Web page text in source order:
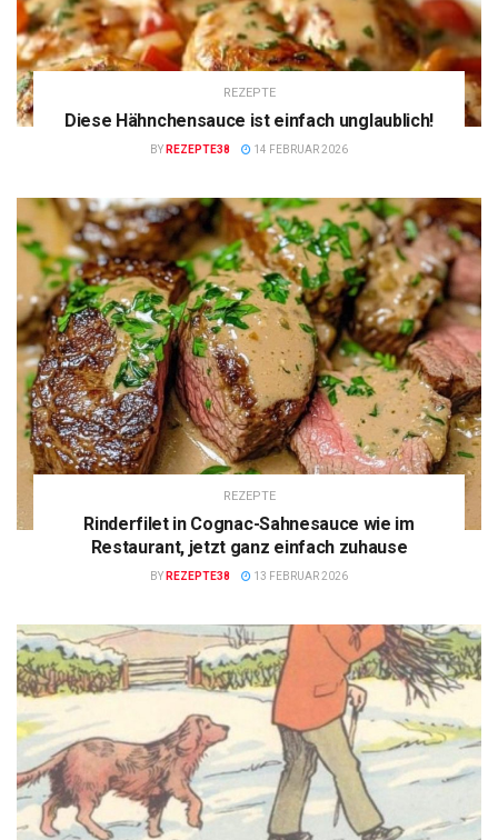
REZEPTE
Diese Hähnchensauce ist einfach unglaublich!
BY REZEPTE38 14 FEBRUAR 2026
REZEPTE
Rinderfilet in Cognac-Sahnesauce wie im
Restaurant, jetzt ganz einfach zuhause
BY REZEPTE38 13 FEBRUAR 2026